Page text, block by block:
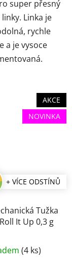
super přesný
Linka je
rychle
a je vysoce
AKCE
NOVINKA
+ VÍCE ODSTÍNŮ
Tužka
It Up 0,3 g
hodnocení
(4 ks)